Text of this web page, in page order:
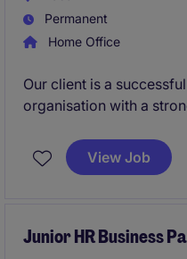
Permanent
Home Office
Our client is a
organisation with a
the company is further
Switzerland and
View Job
Junior HR Business